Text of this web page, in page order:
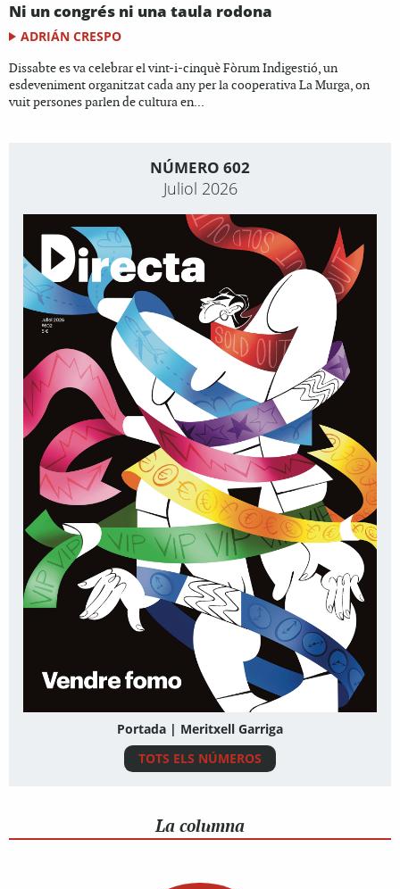
Ni un congrés ni una taula rodona
ADRIÁN CRESPO
Dissabte es va celebrar el vint-i-cinquè Fòrum Indigestió, un
esdeveniment organitzat cada any per la cooperativa La Murga, on
vuit persones parlen de cultura en...
NÚMERO 602
Juliol 2026
Portada | Meritxell Garriga
TOTS ELS NÚMEROS
La columna